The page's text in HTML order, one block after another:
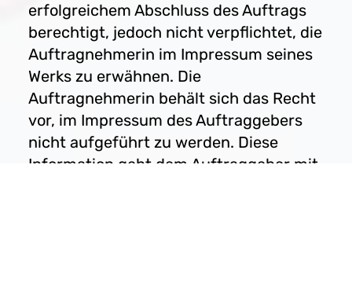
erfolgreichem Abschluss des Auftrags
berechtigt, jedoch nicht verpflichtet, die
Auftragnehmerin im Impressum seines
Werks zu erwähnen. Die
Auftragnehmerin behält sich das Recht
vor, im Impressum des Auftraggebers
nicht aufgeführt zu werden. Diese
Information geht dem Auftraggeber mit